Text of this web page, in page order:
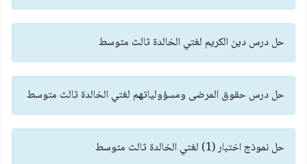
حل درس دين الكريم لغتي الخالدة ثالث متوسط
حل درس حقوق المرضى ومسؤولياتهم لغتي الخالدة ثالث متوسط
حل نموذج اختبار (1) لغتي الخالدة ثالث متوسط